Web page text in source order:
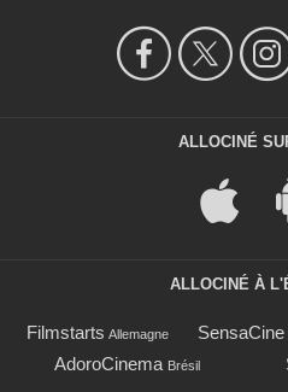
ALLOCINÉ
ALLOCINÉ À
Filmstarts Allemagne SensaCine
AdoroCinema Brésil